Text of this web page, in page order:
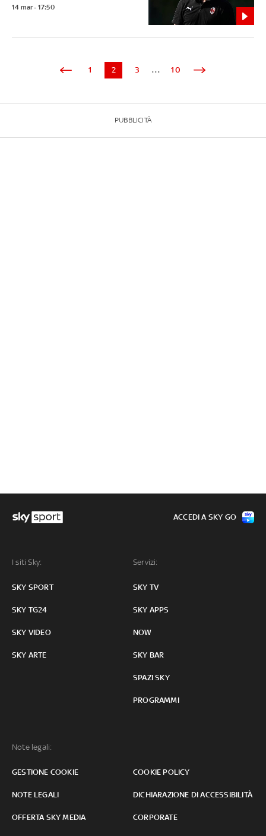
14 mar - 17:50
1 2 3 ... 10
PUBBLICITÀ
I siti Sky:
SKY SPORT
SKY TG24
SKY VIDEO
SKY ARTE
Servizi:
SKY TV
SKY APPS
NOW
SKY BAR
SPAZI SKY
PROGRAMMI
Note legali:
GESTIONE COOKIE COOKIE POLICY
NOTE LEGALI DICHIARAZIONE DI ACCESSIBILITÀ
OFFERTA SKY MEDIA CORPORATE
ACCEDI A SKY GO